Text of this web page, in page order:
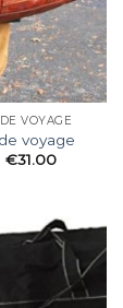
VOYAGE
voyage
€31.00